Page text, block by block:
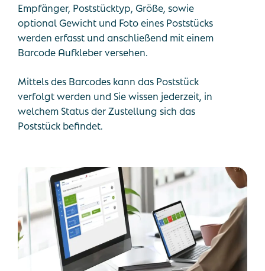
Empfänger, Poststücktyp, Größe, sowie
optional Gewicht und Foto eines Poststücks
werden erfasst und anschließend mit einem
Barcode Aufkleber versehen.
Mittels des Barcodes kann das Poststück
verfolgt werden und Sie wissen jederzeit, in
welchem Status der Zustellung sich das
Poststück befindet.